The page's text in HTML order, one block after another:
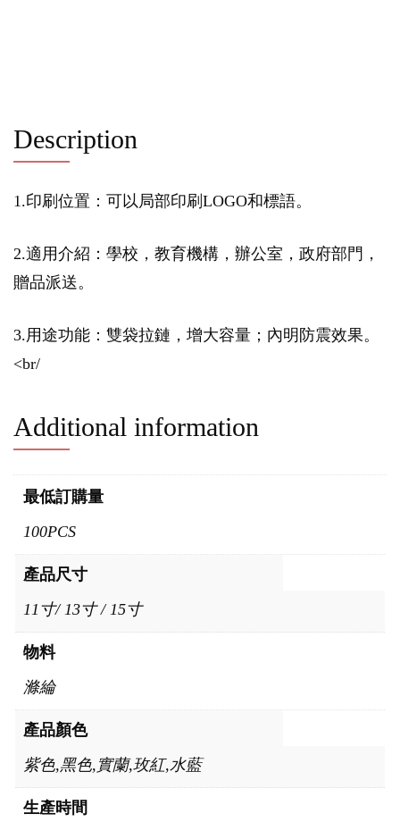
Description
1.印刷位置：可以局部印刷LOGO和標語。
2.適用介紹：學校，教育機構，辦公室，政府部門，
贈品派送。
3.用途功能：雙袋拉鏈，增大容量；內明防震效果。
<br/
Additional information
最低訂購量
100PCS
產品尺寸
11寸/ 13寸 / 15寸
物料
滌綸
產品顏色
紫色,黑色,實蘭,玫紅,水藍
生產時間